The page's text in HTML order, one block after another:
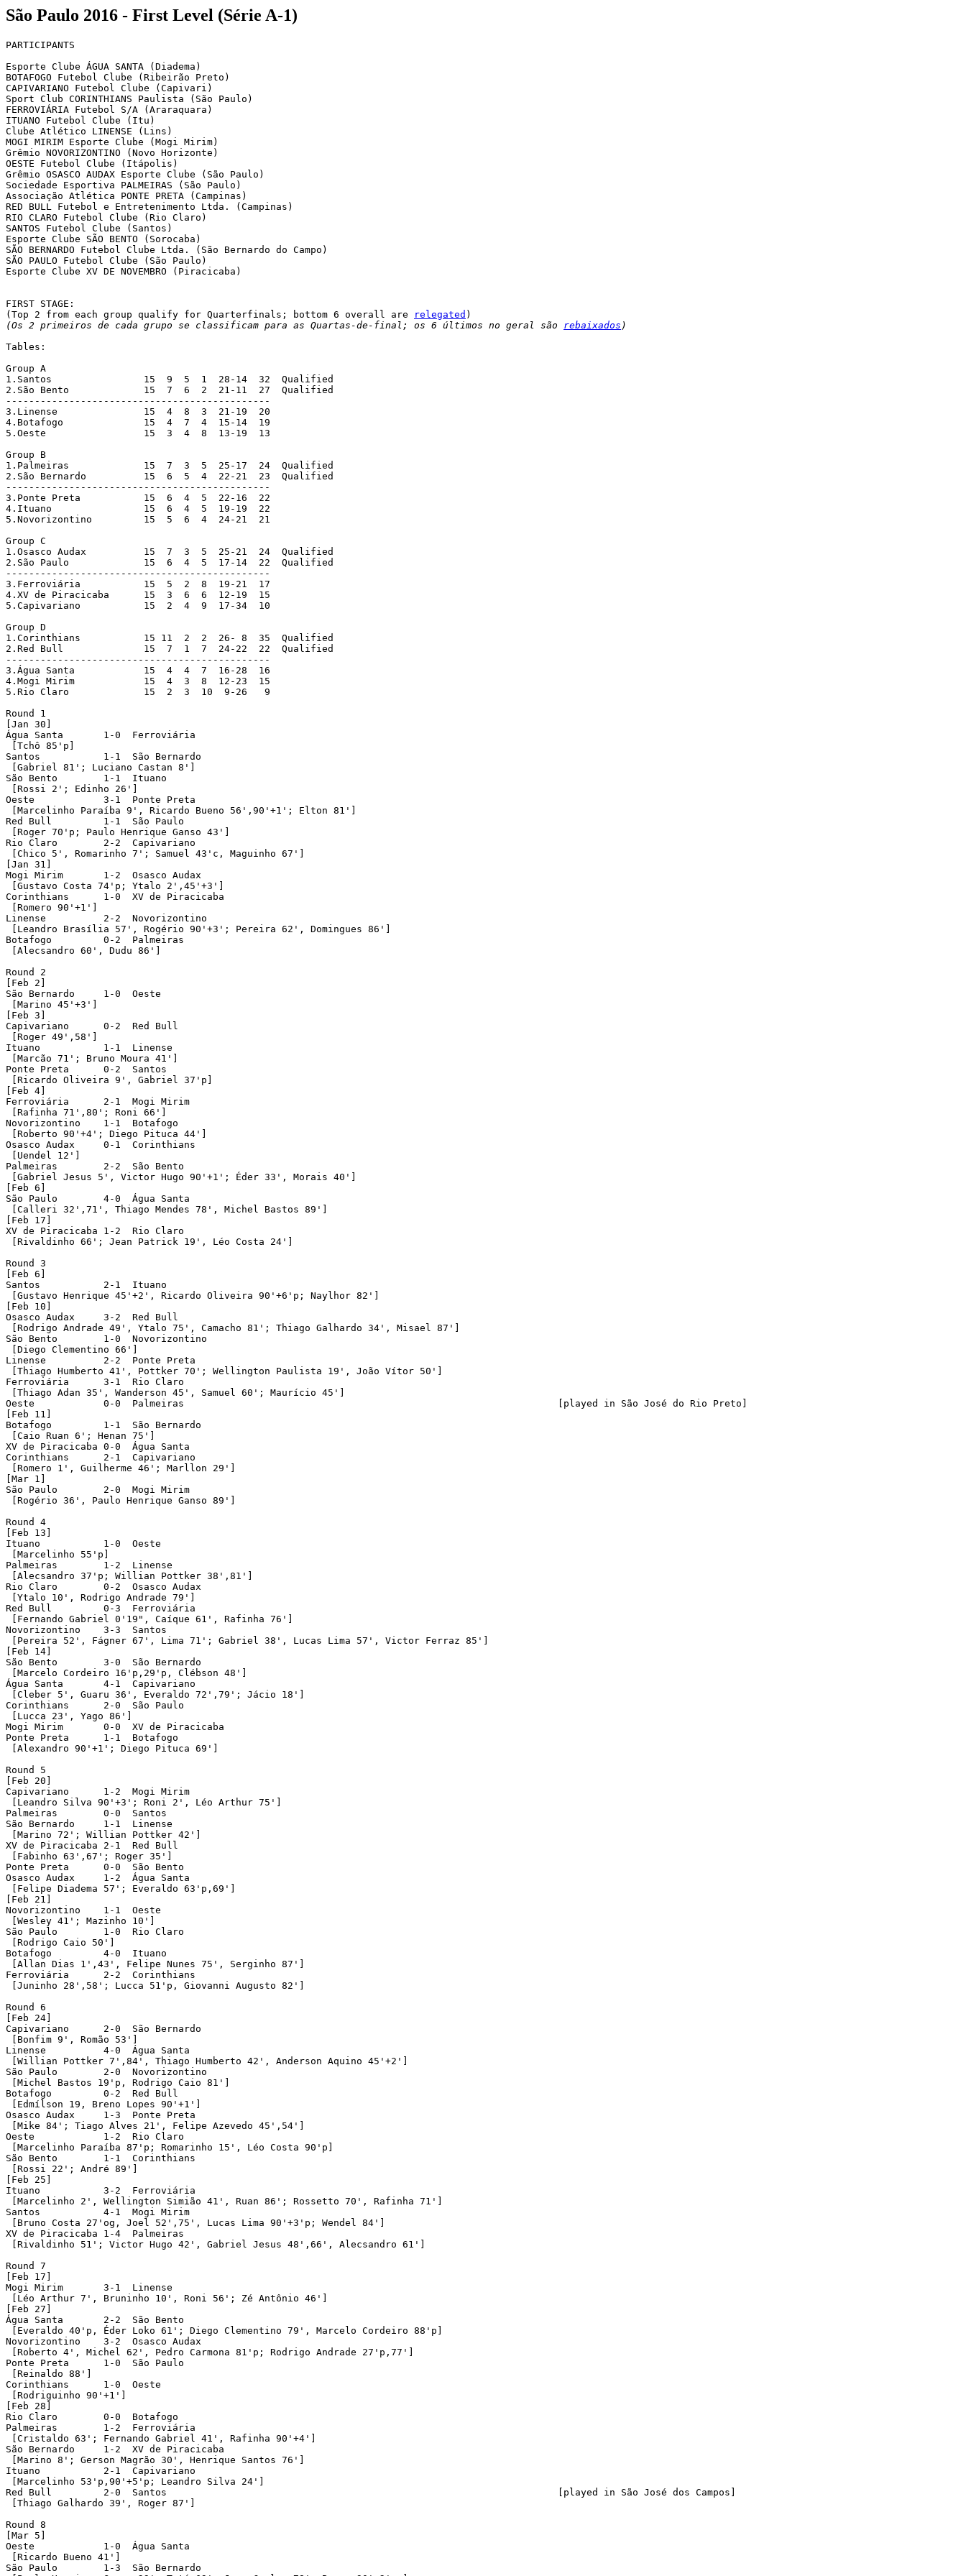
São Paulo 2016 - First Level (Série A-1)
PARTICIPANTS
Esporte Clube ÁGUA SANTA (Diadema)
BOTAFOGO Futebol Clube (Ribeirão Preto)
CAPIVARIANO Futebol Clube (Capivari)
Sport Club CORINTHIANS Paulista (São Paulo)
FERROVIÁRIA Futebol S/A (Araraquara)
ITUANO Futebol Clube (Itu)
Clube Atlético LINENSE (Lins)
MOGI MIRIM Esporte Clube (Mogi Mirim)
Grêmio NOVORIZONTINO (Novo Horizonte)
OESTE Futebol Clube (Itápolis)
Grêmio OSASCO AUDAX Esporte Clube (São Paulo)
Sociedade Esportiva PALMEIRAS (São Paulo)
Associação Atlética PONTE PRETA (Campinas)
RED BULL Futebol e Entretenimento Ltda. (Campinas)
RIO CLARO Futebol Clube (Rio Claro)
SANTOS Futebol Clube (Santos)
Esporte Clube SÃO BENTO (Sorocaba)
SÃO BERNARDO Futebol Clube Ltda. (São Bernardo do Campo)
SÃO PAULO Futebol Clube (São Paulo)
Esporte Clube XV DE NOVEMBRO (Piracicaba)
FIRST STAGE:
(Top 2 from each group qualify for Quarterfinals; bottom 6 overall are
relegated
(Os 2 primeiros de cada grupo se classificam para as Quartas-de-final; os 6 últimos no geral são rebaixados )